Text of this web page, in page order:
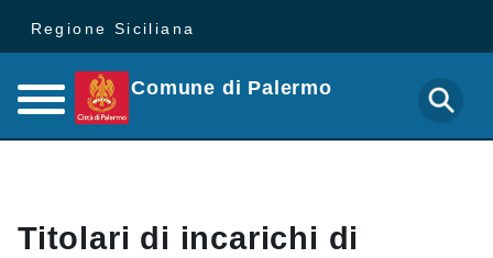
Regione Siciliana
Comune di Palermo
Titolari di incarichi di